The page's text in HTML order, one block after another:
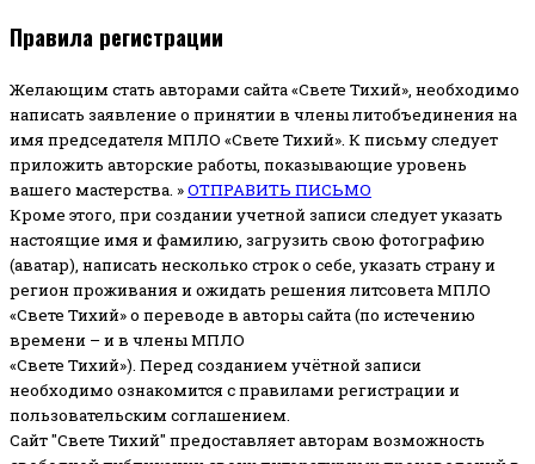
Правила регистрации
Желающим стать авторами сайта «Свете Тихий», необходимо
написать заявление о принятии в члены литобъединения на
имя председателя МПЛО «Свете Тихий». К письму следует
приложить авторские работы, показывающие уровень
вашего мастерства. »ОТПРАВИТЬ ПИСЬМО
Кроме этого, при создании учетной записи следует указать
настоящие имя и фамилию, загрузить свою фотографию
(аватар), написать несколько строк о себе, указать страну и
регион проживания и ожидать решения литсовета МПЛО
«Свете Тихий» о переводе в авторы сайта (по истечению
времени – и в члены МПЛО
«Свете Тихий»). Перед созданием учётной записи
необходимо ознакомится с правилами регистрации и
пользовательским соглашением.
Сайт "Свете Тихий" предоставляет авторам возможность